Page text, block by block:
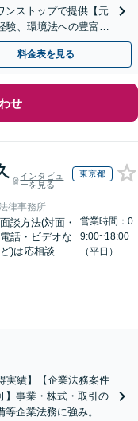
ンストップで提供【元
験、環境法への豊富な
へ導きます
料金表を見る
せ
インタビュ
ーを見る
東京都
律事務所
面談方法(対面・
電話・ビデオな
ど)は応相談
営業時間：0
9:00~18:00
（平日）
実績】【企業法務案件
】事業・株式・取引の
等企業法務に強み。株